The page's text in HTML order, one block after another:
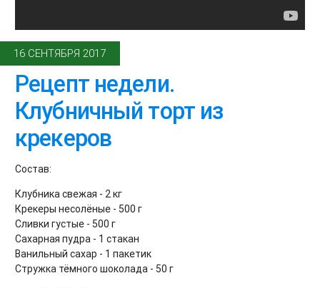
16 СЕНТЯБРЯ 2017
Рецепт недели.
Клубничный торт из
крекеров
Состав:
Клубника свежая - 2 кг
Крекеры несолёные - 500 г
Сливки густые - 500 г
Сахарная пудра - 1 стакан
Ванильный сахар - 1 пакетик
Стружка тёмного шоколада - 50 г